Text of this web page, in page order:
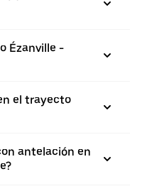
Ézanville -
el trayecto
antelación en